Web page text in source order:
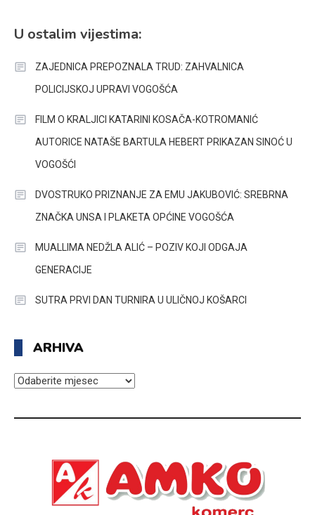
U ostalim vijestima:
ZAJEDNICA PREPOZNALA TRUD: ZAHVALNICA
POLICIJSKOJ UPRAVI VOGOŠĆA
FILM O KRALJICI KATARINI KOSAČA-KOTROMANIĆ
AUTORICE NATAŠE BARTULA HEBERT PRIKAZAN SINOĆ U
VOGOŠĆI
DVOSTRUKO PRIZNANJE ZA EMU JAKUBOVIĆ: SREBRNA
ZNAČKA UNSA I PLAKETA OPĆINE VOGOŠĆA
MUALLIMA NEDŽLA ALIĆ – POZIV KOJI ODGAJA
GENERACIJE
SUTRA PRVI DAN TURNIRA U ULIČNOJ KOŠARCI
ARHIVA
ARHIVA